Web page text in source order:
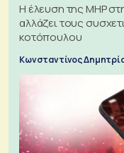
H έλευση της MHP
αλλάζει τους
κοτόπουλου
Κωνσταντίνος